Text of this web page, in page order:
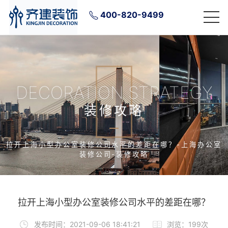
400-820-9499
DECORATION STRATEGY
装修攻略
拉开上海小型办公室装修公司水平的差距在哪？-上海办公室
装修公司-装修攻略
拉开上海小型办公室装修公司水平的差距在哪？
发布时间：2021-09-06 18:41:21 浏览：199次